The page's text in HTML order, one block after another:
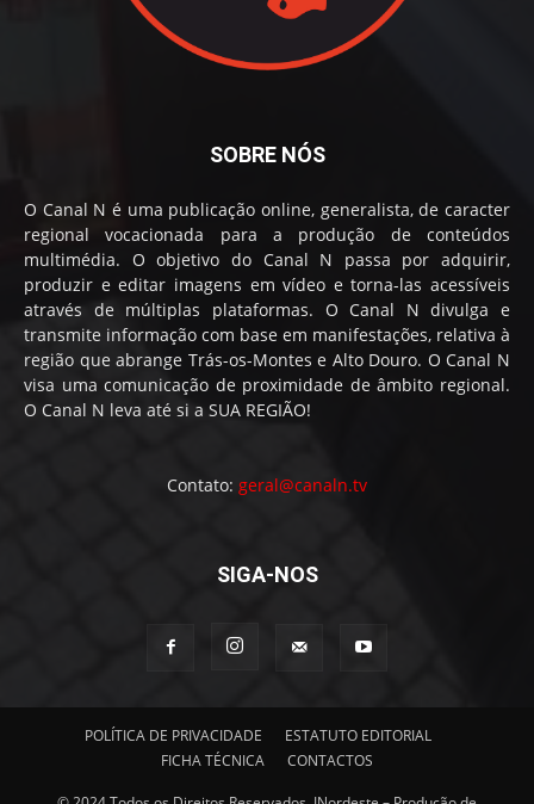
SOBRE NÓS
O Canal N é uma publicação online, generalista, de caracter
regional vocacionada para a produção de conteúdos
multimédia. O objetivo do Canal N passa por adquirir,
produzir e editar imagens em vídeo e torna-las acessíveis
através de múltiplas plataformas. O Canal N divulga e
transmite informação com base em manifestações, relativa à
região que abrange Trás-os-Montes e Alto Douro. O Canal N
visa uma comunicação de proximidade de âmbito regional.
O Canal N leva até si a SUA REGIÃO!
Contato: geral@canaln.tv
SIGA-NOS
POLÍTICA DE PRIVACIDADE
ESTATUTO EDITORIAL
FICHA TÉCNICA
CONTACTOS